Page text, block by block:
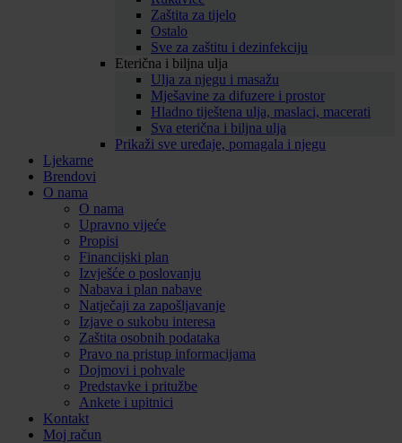
Zaštita za tijelo
Ostalo
Sve za zaštitu i dezinfekciju
Eterična i biljna ulja
Ulja za njegu i masažu
Mješavine za difuzere i prostor
Hladno tiještena ulja, maslaci, macerati
Sva eterična i biljna ulja
Prikaži sve uređaje, pomagala i njegu
Ljekarne
Brendovi
O nama
O nama
Upravno vijeće
Propisi
Financijski plan
Izvješće o poslovanju
Nabava i plan nabave
Natječaji za zapošljavanje
Izjave o sukobu interesa
Zaštita osobnih podataka
Pravo na pristup informacijama
Dojmovi i pohvale
Predstavke i pritužbe
Ankete i upitnici
Kontakt
Moj račun